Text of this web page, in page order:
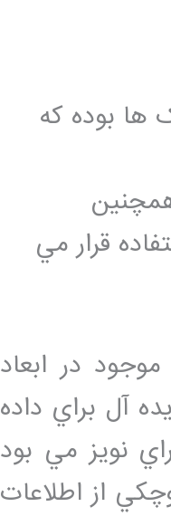
ها بوده که
قرار مي
در ابعاد
آل براي داده
نويز مي بود
از اطلاعات